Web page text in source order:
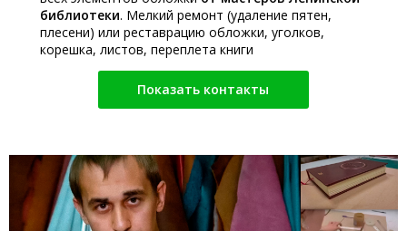
библиотеки. Мелкий ремонт (удаление пятен,
плесени) или реставрацию обложки, уголков,
корешка, листов, переплета книги
Показать контакты